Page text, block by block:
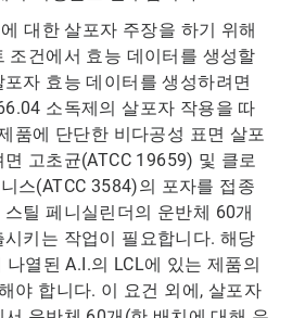
대한 살포자 주장을 하기 위해
조건에서 효능 데이터를 생성할
자 효능 데이터를 생성하려면
소독제의 살포자 작용을 따
품에 단단한 비다공성 표면 살포
고초균(ATCC 19659) 및 클로
스(ATCC 3584)의 포자를 접종
틸 페니실린더의 운반체 60개
키는 작업이 필요합니다. 해당
열된 A.I.의 LCL에 있는 제품의
야 합니다. 이 요건 외에, 살포자